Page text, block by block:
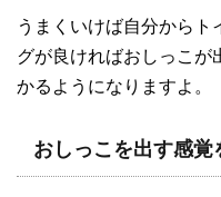
うまくいけば自分から
グが良ければおしっこが
かるようになりますよ。
おしっこを出す感覚